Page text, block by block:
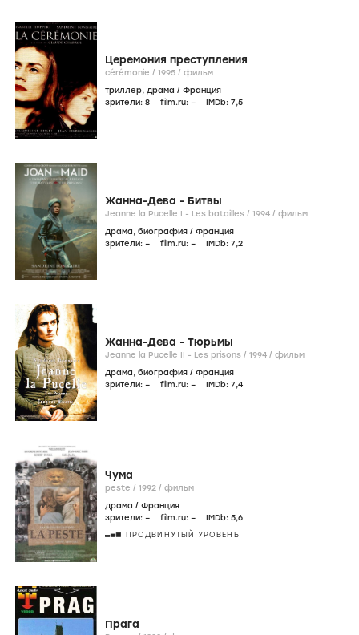
Церемония преступления
cérémonie / 1995 / фильм
триллер, драма / Франция
зрители: 8 film.ru: – IMDb: 7,5
Жанна-Дева - Битвы
Jeanne la Pucelle I - Les batailles / 1994 / фильм
драма, биография / Франция
зрители: – film.ru: – IMDb: 7,2
Жанна-Дева - Тюрьмы
Jeanne la Pucelle II - Les prisons / 1994 / фильм
драма, биография / Франция
зрители: – film.ru: – IMDb: 7,4
Чума
peste / 1992 / фильм
драма / Франция
зрители: – film.ru: – IMDb: 5,6
ПРОДВИНУТЫЙ УРОВЕНЬ
Прага